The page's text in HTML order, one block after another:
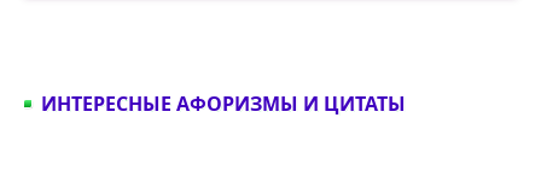
ИНТЕРЕСНЫЕ АФОРИЗМЫ И ЦИТАТЫ